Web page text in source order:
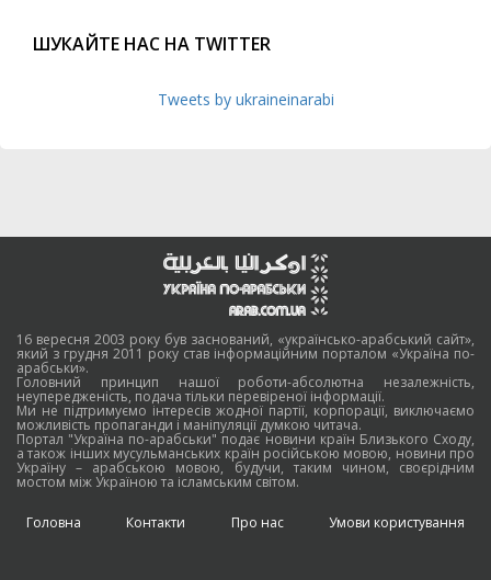
ШУКАЙТЕ НАС НА TWITTER
Tweets by ukraineinarabi
16 вересня 2003 року був заснований, «українсько-арабський сайт»,
який з грудня 2011 року став інформаційним порталом «Україна по-
арабськи».
Головний принцип нашої роботи-абсолютна незалежність,
неупередженість, подача тільки перевіреної інформації.
Ми не підтримуємо інтересів жодної партії, корпорації, виключаємо
можливість пропаганди і маніпуляції думкою читача.
Портал "Україна по-арабськи" подає новини країн Близького Сходу,
а також інших мусульманських країн російською мовою, новини про
Україну – арабською мовою, будучи, таким чином, своєрідним
мостом між Україною та ісламським світом.
Головна Контакти Про нас Умови користування